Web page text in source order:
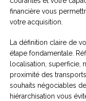
financière vous
votre acquisition.
La définition claire de
étape fondamentale.
localisation, superficie,
proximité des
souhaits négociables
hiérarchisation vous